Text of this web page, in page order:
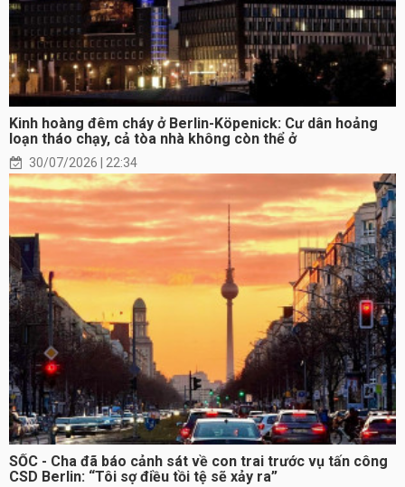
Kinh hoàng đêm cháy ở Berlin-Köpenick: Cư dân hoảng
loạn tháo chạy, cả tòa nhà không còn thể ở
30/07/2026 | 22:34
SỐC - Cha đã báo cảnh sát về con trai trước vụ tấn công
CSD Berlin: “Tôi sợ điều tồi tệ sẽ xảy ra”